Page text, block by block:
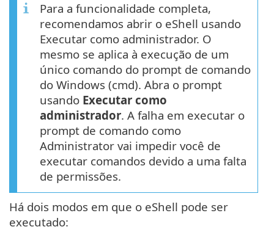
Para a funcionalidade completa,
recomendamos abrir o eShell usando
Executar como administrador. O
mesmo se aplica à execução de um
único comando do prompt de comando
do Windows (cmd). Abra o prompt
usando Executar como
administrador. A falha em executar o
prompt de comando como
Administrator vai impedir você de
executar comandos devido a uma falta
de permissões.
Há dois modos em que o eShell pode ser
executado: